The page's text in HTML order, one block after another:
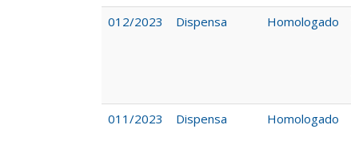
012/2023
Dispensa Homologado
011/2023
Dispensa Homologado